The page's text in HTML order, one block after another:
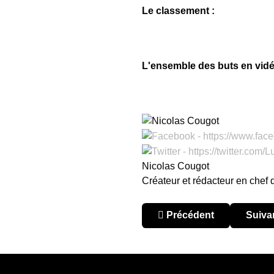
Le classement :
L'ensemble des buts en
Nicolas Cougot
Créateur et rédacteur en chef
Article précédent :
Précédent